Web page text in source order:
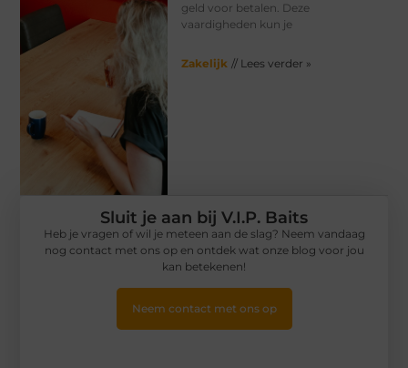
geld voor betalen. Deze
vaardigheden kun je
Zakelijk // Lees verder »
Sluit je aan bij V.I.P. Baits
Heb je vragen of wil je meteen aan de slag? Neem vandaag
nog contact met ons op en ontdek wat onze blog voor jou
kan betekenen!
Neem contact met ons op